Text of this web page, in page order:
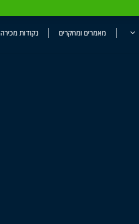
מאמרים ומחקרים נקודות מכירה